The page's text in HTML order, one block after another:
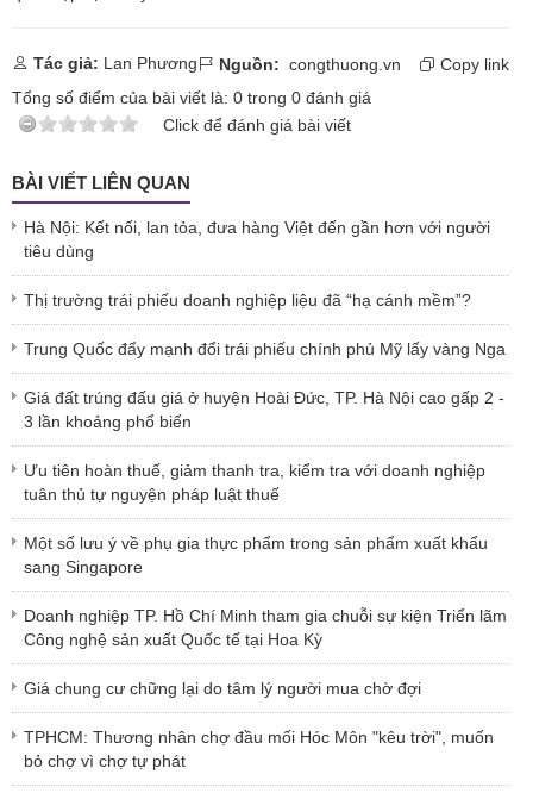
Tác giả: Lan Phương Nguồn: congthuong.vn
Copy link
Tổng số điểm của bài viết là: 0 trong 0 đánh giá
Click để đánh giá bài viết
BÀI VIẾT LIÊN QUAN
Hà Nội: Kết nối, lan tỏa, đưa hàng Việt đến gần hơn với người
tiêu dùng
Thị trường trái phiếu doanh nghiệp liệu đã “hạ cánh mềm”?
Trung Quốc đẩy mạnh đổi trái phiếu chính phủ Mỹ lấy vàng Nga
Giá đất trúng đấu giá ở huyện Hoài Đức, TP. Hà Nội cao gấp 2 -
3 lần khoảng phổ biến
Ưu tiên hoàn thuế, giảm thanh tra, kiểm tra với doanh nghiệp
tuân thủ tự nguyện pháp luật thuế
Một số lưu ý về phụ gia thực phẩm trong sản phẩm xuất khẩu
sang Singapore
Doanh nghiệp TP. Hồ Chí Minh tham gia chuỗi sự kiện Triển lãm
Công nghệ sản xuất Quốc tế tại Hoa Kỳ
Giá chung cư chững lại do tâm lý người mua chờ đợi
TPHCM: Thương nhân chợ đầu mối Hóc Môn "kêu trời", muốn
bỏ chợ vì chợ tự phát